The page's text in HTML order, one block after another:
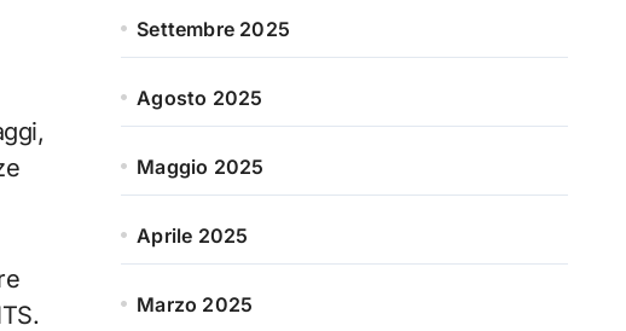
Settembre 2025
Agosto 2025
Maggio 2025
Aprile 2025
Marzo 2025